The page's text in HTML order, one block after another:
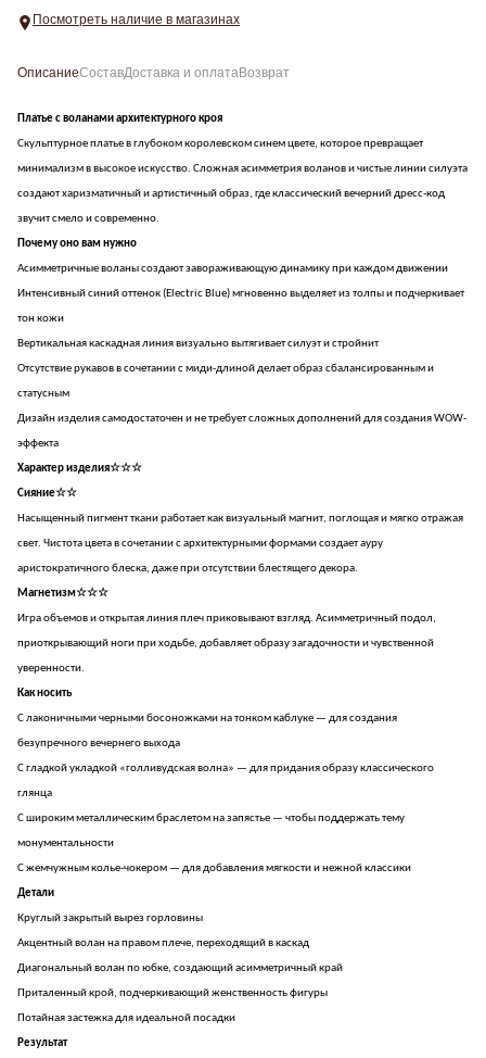
Посмотреть наличие в магазинах
ОписаниеСоставДоставка и оплатаВозврат
Платье с воланами архитектурного кроя
Скульптурное платье в глубоком королевском синем цвете, которое превращает
минимализм в высокое искусство. Сложная асимметрия воланов и чистые линии силуэта
создают харизматичный и артистичный образ, где классический вечерний дресс-код
звучит смело и современно.
Почему оно вам нужно
Асимметричные воланы создают завораживающую динамику при каждом движении
Интенсивный синий оттенок (Electric Blue) мгновенно выделяет из толпы и подчеркивает
тон кожи
Вертикальная каскадная линия визуально вытягивает силуэт и стройнит
Отсутствие рукавов в сочетании с миди-длиной делает образ сбалансированным и
статусным
Дизайн изделия самодостаточен и не требует сложных дополнений для создания WOW-
эффекта
Характер изделия☆☆☆
Сияние☆☆
Насыщенный пигмент ткани работает как визуальный магнит, поглощая и мягко отражая
свет. Чистота цвета в сочетании с архитектурными формами создает ауру
аристократичного блеска, даже при отсутствии блестящего декора.
Магнетизм☆☆☆
Игра объемов и открытая линия плеч приковывают взгляд. Асимметричный подол,
приоткрывающий ноги при ходьбе, добавляет образу загадочности и чувственной
уверенности.
Как носить
С лаконичными черными босоножками на тонком каблуке — для создания
безупречного вечернего выхода
С гладкой укладкой «голливудская волна» — для придания образу классического
глянца
С широким металлическим браслетом на запястье — чтобы поддержать тему
монументальности
С жемчужным колье-чокером — для добавления мягкости и нежной классики
Детали
Круглый закрытый вырез горловины
Акцентный волан на правом плече, переходящий в каскад
Диагональный волан по юбке, создающий асимметричный край
Приталенный крой, подчеркивающий женственность фигуры
Потайная застежка для идеальной посадки
Результат